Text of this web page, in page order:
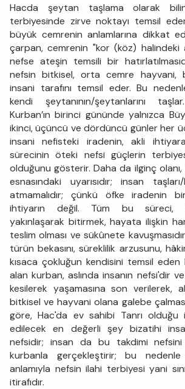
Hacda şeytan taşlama olarak
terbiyesinde zirve noktayı temsil
büyük cemrenin anlamlarına dikkat
çarpan, cemrenin "kor (köz) halindeki
nefse ateşin temsili bir
nefsin bitkisel, orta cemre hayvani,
insani tarafını temsil eder. Bu
kendi şeytanının/şeytanlarını
Kurban’ın birinci gününde yalnızca
ikinci, üçüncü ve dördüncü günler her
insani nefisteki iradenin, akli
sürecinin öteki nefsi güçlerin
olduğunu gösterir. Daha da ilginç olanı,
esnasındaki uyarısıdır; insan
atmamalıdır; çünkü öfke iradenin
ihtiyarın değil. Tüm bu süreci,
yakınlaşarak bitirmek, hayata ilişkin
teslim olması ve sükûnete
türün bekasını, süreklilik arzusunu,
kısaca çokluğun kendisini temsil eden
alan kurban, aslında insanın nefsi'dir
kesilerek yaşamasına son verilerek,
bitkisel ve hayvani olana galebe
göre, Hac'da ev sahibi Tanrı olduğu
edilecek en değerli şey bizatihi
nefsidir; insan da bu takdimi
kurbanla gerçekleştirir; bu
anlamıyla nefsin ilahi terbiyesi yani
itirafıdır.